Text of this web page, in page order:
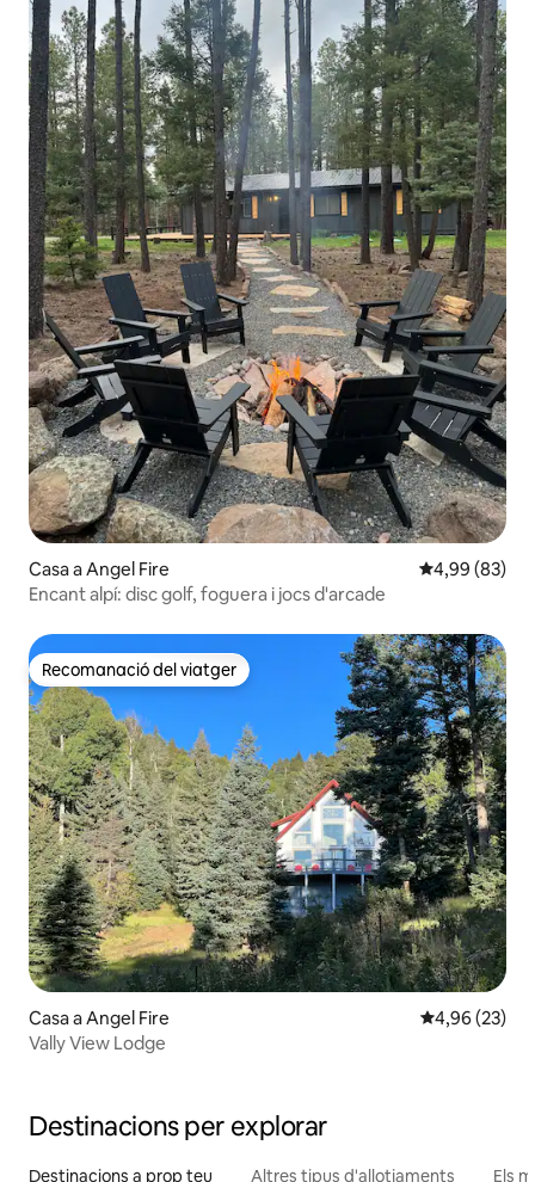
Casa a Angel Fire 4,99 de
4,99 (83)
Encant alpí: disc golf, foguera i jocs d'arcade
Recomanació del viatger
Recomanació del viatger
Casa a Angel Fire 4,96 de
4,96 (23)
Vally View Lodge
Destinacions per explorar
Destinacions a prop teu Altres tipus d'allotjaments Els